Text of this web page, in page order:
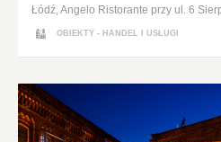
Łódź, Angelo Ristorante przy ul. 6
OBIEKTY - HANDEL I USŁUGI